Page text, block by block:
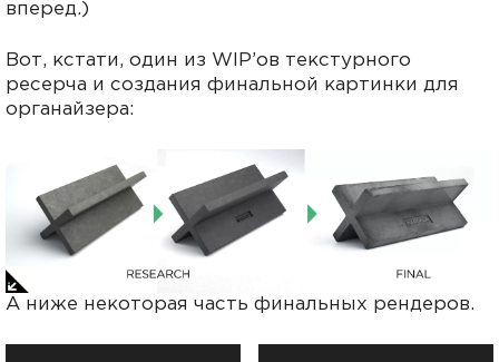
вперед.)
Вот, кстати, один из WIP’ов текстурного
ресерча и создания финальной картинки для
органайзера:
А ниже некоторая часть финальных рендеров.